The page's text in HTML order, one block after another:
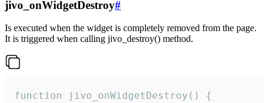
jivo_onWidgetDestroy#
Is executed when the widget is completely removed from the page.
It is triggered when calling jivo_destroy() method.
function jivo_onWidgetDestroy() {